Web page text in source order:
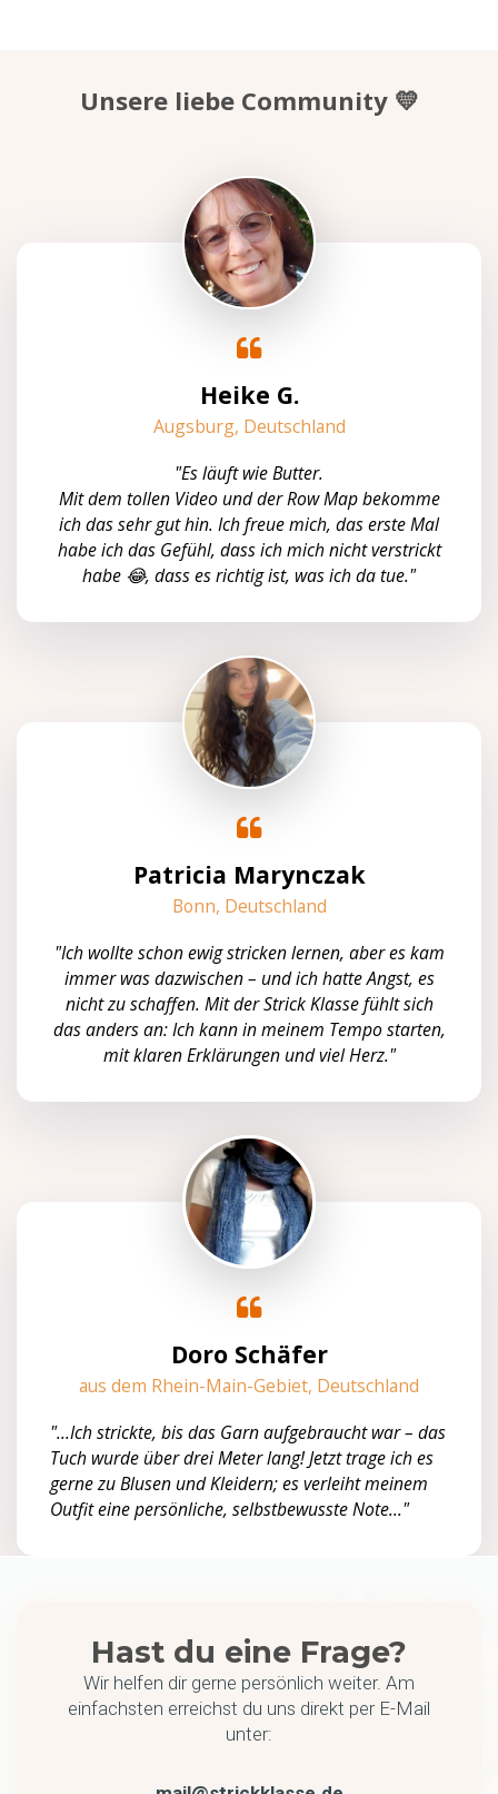
Unsere liebe Community 💛
Heike G.
Augsburg, Deutschland
"Es läuft wie Butter.
Mit dem tollen Video und der Row Map bekomme
ich das sehr gut hin. Ich freue mich, das erste Mal
habe ich das Gefühl, dass ich mich nicht verstrickt
habe 😂, dass es richtig ist, was ich da tue."
Patricia Marynczak
Bonn, Deutschland
"Ich wollte schon ewig stricken lernen, aber es kam
immer was dazwischen – und ich hatte Angst, es
nicht zu schaffen. Mit der Strick Klasse fühlt sich
das anders an: Ich kann in meinem Tempo starten,
mit klaren Erklärungen und viel Herz."
Doro Schäfer
aus dem Rhein-Main-Gebiet, Deutschland
"...Ich strickte, bis das Garn aufgebraucht war – das
Tuch wurde über drei Meter lang! Jetzt trage ich es
gerne zu Blusen und Kleidern; es verleiht meinem
Outfit eine persönliche, selbstbewusste Note..."
Hast du eine Frage?
Wir helfen dir gerne persönlich weiter. Am
einfachsten erreichst du uns direkt per E-Mail
unter: